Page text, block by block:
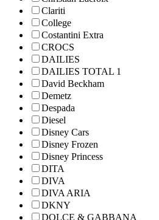
Clariti
College
Costantini Extra
CROCS
DAILIES
DAILIES TOTAL 1
David Beckham
Demetz
Despada
Diesel
Disney Cars
Disney Frozen
Disney Princess
DITA
DIVA
DIVA ARIA
DKNY
DOLCE & GABBANA